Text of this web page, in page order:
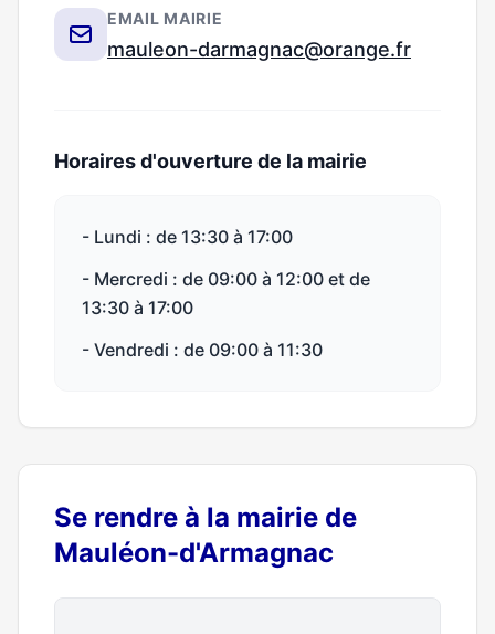
EMAIL MAIRIE
mauleon-darmagnac@orange.fr
Horaires d'ouverture de la mairie
- Lundi : de 13:30 à 17:00
- Mercredi : de 09:00 à 12:00 et de
13:30 à 17:00
- Vendredi : de 09:00 à 11:30
Se rendre à la mairie de
Mauléon-d'Armagnac